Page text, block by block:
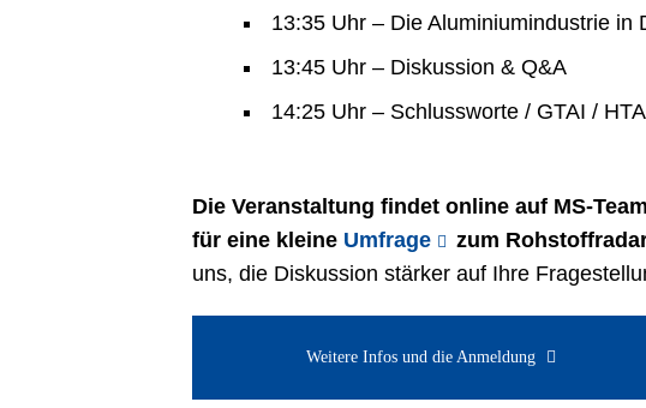
13:35 Uhr – Die Aluminiumindustrie in
13:45 Uhr – Diskussion & Q&A
14:25 Uhr – Schlussworte / GTAI /
Die Veranstaltung findet online auf MS-
für eine kleine Umfrage zum
uns, die Diskussion stärker auf Ihre
Weitere Infos und die Anmeldung